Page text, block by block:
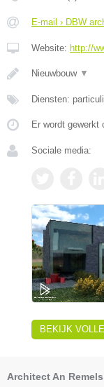
E-mail › DBW
Website: http://
Nieuwbouw ▼
Diensten:
Er wordt gewerkt
Sociale media:
BEKIJK
Architect An Remels